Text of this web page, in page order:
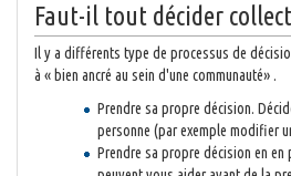
Faut-il tout décider
Il y a différents type de processus de
à « bien ancré au sein d'une communauté» .
Prendre sa propre décision.
personne (par exemple modifier
Prendre sa propre décision en en